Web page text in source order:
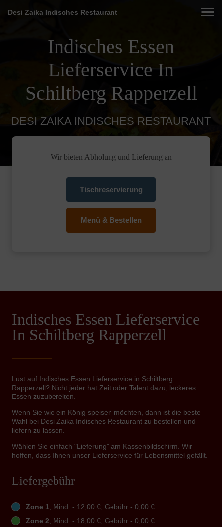
Desi Zaika Indisches Restaurant
Indisches Essen
Lieferservice In
Schiltberg Rapperzell
DESI ZAIKA INDISCHES RESTAURANT
Wir bieten Abholung und Lieferung an
Tischreservierung
Menü & Bestellen
Indisches Essen Lieferservice
In Schiltberg Rapperzell
Lust auf Indisches Essen Lieferservice in Schiltberg
Rapperzell? Nicht jeder hat Zeit oder Talent dazu, leckeres
Essen zuzubereiten.
Wenn Sie wie ein König speisen möchten, dann ist die beste
Wahl bei Desi Zaika Indisches Restaurant zu bestellen und
liefern zu lassen.
Wählen Sie einfach "Lieferung" am Kassenbildschirm. Wir
hoffen, dass Ihnen unser Lieferservice für Lebensmittel gefällt.
Liefergebühr
Zone 1, Mind. - 12,00 €, Gebühr - 0,00 €
Zone 2, Mind. - 18,00 €, Gebühr - 0,00 €